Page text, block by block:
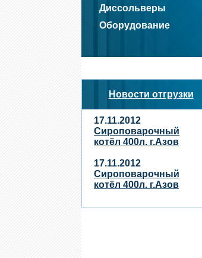
Диссольверы
Оборудование
Новости отгрузки
17.11.2012
Сироповарочный
котёл 400л. г.Азов
17.11.2012
Сироповарочный
котёл 400л. г.Азов